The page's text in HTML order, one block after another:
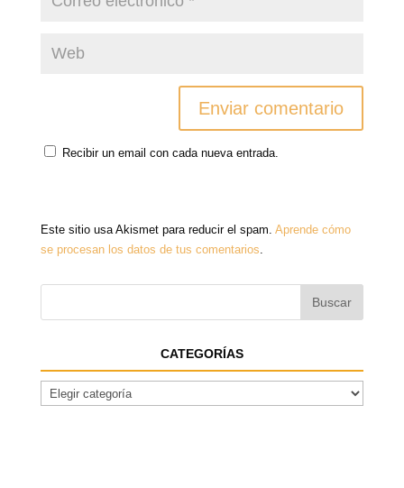
Recibir un email con cada nueva entrada.
Este sitio usa Akismet para reducir el spam. Aprende cómo
se procesan los datos de tus comentarios.
CATEGORÍAS